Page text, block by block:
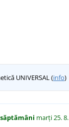
UNIVERSAL (info)
marți 25. 8.